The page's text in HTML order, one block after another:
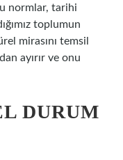
normlar, tarihi
toplumun
mirasını temsil
ayırır ve onu
DURUM